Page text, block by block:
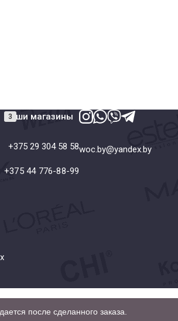
Наши магазины
+375 29 304 58 58
+375 44 776-88-99
woc.by@yandex.by
после сделанного заказа.